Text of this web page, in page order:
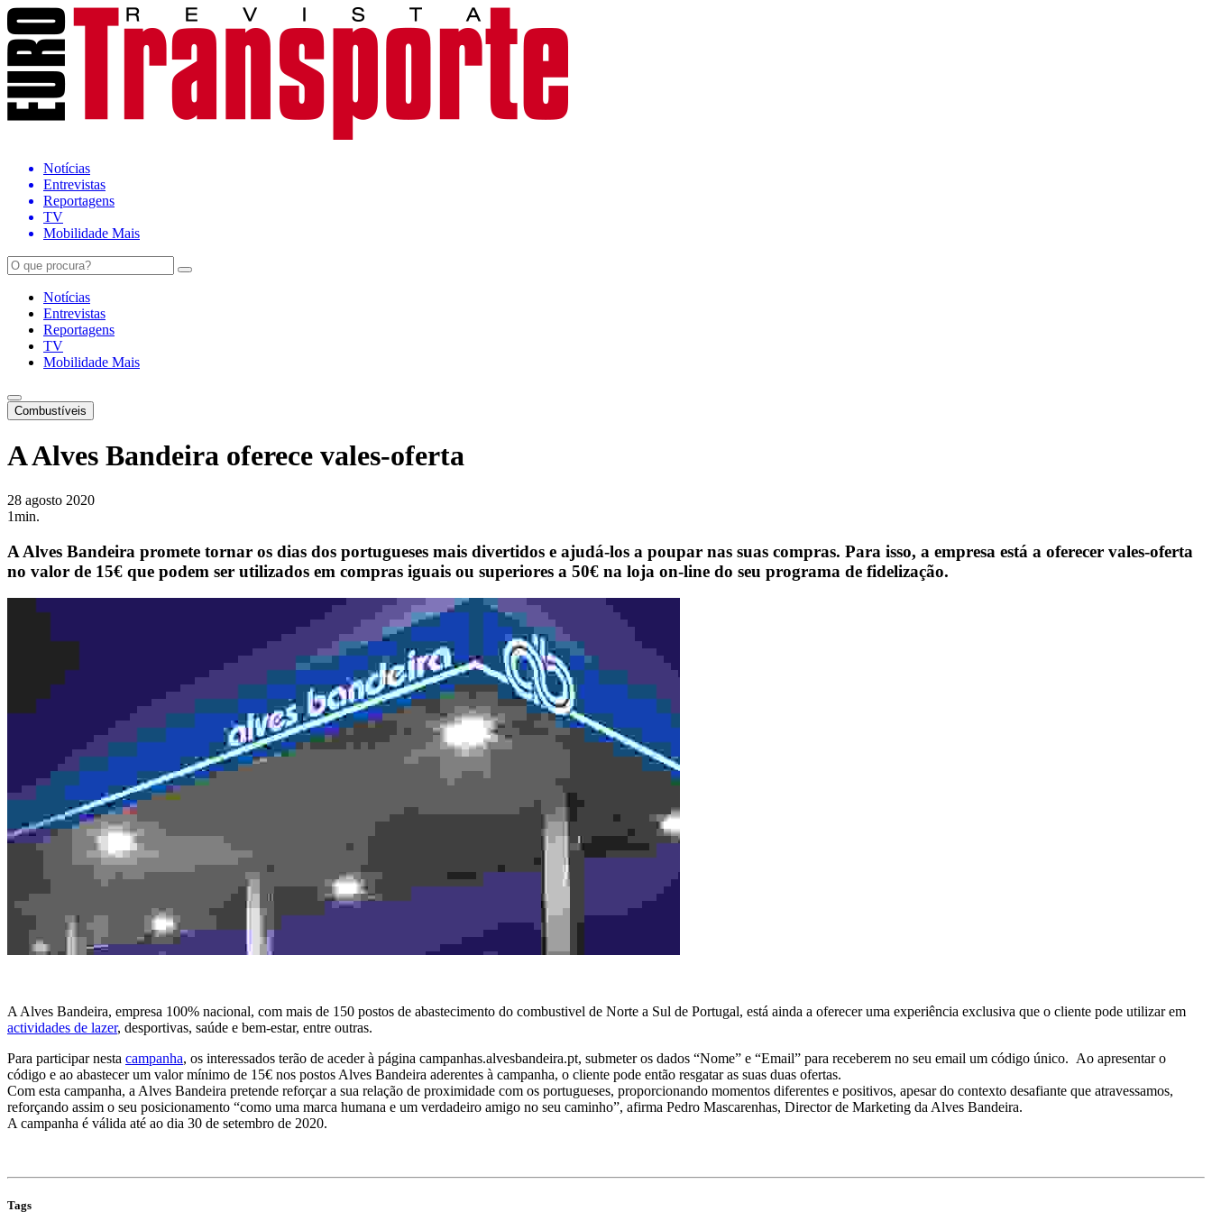
Notícias
Entrevistas
Reportagens
TV
Mobilidade Mais
Notícias
Entrevistas
Reportagens
TV
Mobilidade Mais
Combustíveis
A Alves Bandeira oferece vales-oferta
28 agosto 2020
1min.
A Alves Bandeira promete tornar os dias dos portugueses mais divertidos e ajudá-los a poupar nas suas compras. Para isso, a empresa está a oferecer vales-oferta
no valor de 15€ que podem ser utilizados em compras iguais ou superiores a 50€ na loja on-line do seu programa de fidelização.
A Alves Bandeira, empresa 100% nacional, com mais de 150 postos de abastecimento do combustivel de Norte a Sul de Portugal, está ainda a oferecer uma experiência exclusiva que o cliente pode utilizar em
actividades de lazer, desportivas, saúde e bem-estar, entre outras.
Para participar nesta campanha, os interessados terão de aceder à página campanhas.alvesbandeira.pt, submeter os dados “Nome” e “Email” para receberem no seu email um código único. Ao apresentar o
código e ao abastecer um valor mínimo de 15€ nos postos Alves Bandeira aderentes à campanha, o cliente pode então resgatar as suas duas ofertas.
Com esta campanha, a Alves Bandeira pretende reforçar a sua relação de proximidade com os portugueses, proporcionando momentos diferentes e positivos, apesar do contexto desafiante que atravessamos,
reforçando assim o seu posicionamento “como uma marca humana e um verdadeiro amigo no seu caminho”, afirma Pedro Mascarenhas, Director de Marketing da Alves Bandeira.
A campanha é válida até ao dia 30 de setembro de 2020.
Tags